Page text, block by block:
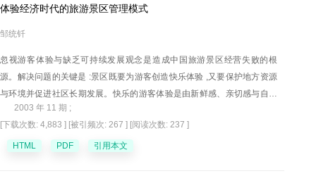
境不确定性削弱了人工智能技术应用对企业持续性创新的促进效应。人工
智能技术应用对持续性创新的促进效应在高技术企业、国有企业和大型企
从时间维度视角丰富了人工智能创新赋能效应的研究内容，为企业借助人
工智能技术提高创新绩效，进而在数字创新范式下建立可持续竞争优势提
供了科学依据。
体验经济时代的旅游景区管理模式
邹统钎
忽视游客体验与缺乏可持续发展观念是造成中国旅游景区经营失败的根
源。解决问题的关键是 :景区既要为游客创造快乐体验 ,又要保护地方资源
与环境并促进社区长期发展。快乐的游客体验是由新鲜感、亲切感与自豪
感构成的 ,要塑造快乐的游客体验 ,景区应根据产品差异性、参与性与挑战
性原则配置旅游产品与服务。同时 ,在开发与经营过程中保持生态与文化的
多样性 ,促进社区的发展。
2003 年 11 期 ;
[下载次数: 4,883 ] [被引频次: 267 ] [阅读次数: 237 ]
HTML PDF 引用本文